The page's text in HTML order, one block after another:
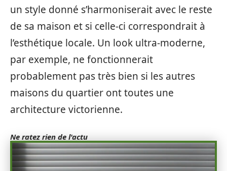
un style donné s’harmoniserait avec le reste
de sa maison et si celle-ci correspondrait à
l’esthétique locale. Un look ultra-moderne,
par exemple, ne fonctionnerait
probablement pas très bien si les autres
maisons du quartier ont toutes une
architecture victorienne.
Ne ratez rien de l'actu